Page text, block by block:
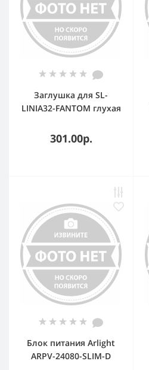
Заглушка для SL-
LINIA32-FANTOM глухая
301.00р.
Блок питания Arlight
ARPV-24080-SLIM-D